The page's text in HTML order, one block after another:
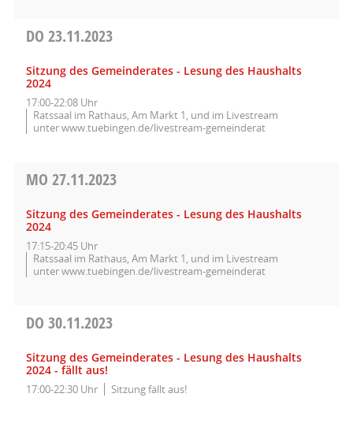
DO 23.11.2023
Sitzung des Gemeinderates - Lesung des Haushalts
2024
17:00-22:08 Uhr
Ratssaal im Rathaus, Am Markt 1, und im Livestream
unter www.tuebingen.de/livestream-gemeinderat
MO 27.11.2023
Sitzung des Gemeinderates - Lesung des Haushalts
2024
17:15-20:45 Uhr
Ratssaal im Rathaus, Am Markt 1, und im Livestream
unter www.tuebingen.de/livestream-gemeinderat
DO 30.11.2023
Sitzung des Gemeinderates - Lesung des Haushalts
2024 - fällt aus!
17:00-22:30 Uhr Sitzung fällt aus!